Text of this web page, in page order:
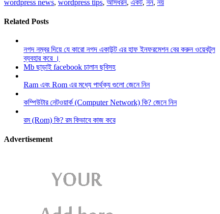
wordpress news, wordpress tips, আসধরন, একট, নন, নয়
Related Posts
নগদ নম্বর দিয়ে যে কারো নগদ একাউন্ট এর হাফ ইনফরমেশন বের করুন ওয়েবটুল
ব্যবহার করে ।
Mb ছাড়াই facebook চালান ছবিসহ
Ram এবং Rom এর মধ্যে পার্থক্য গুলো জেনে নিন
কম্পিউটার নেটওয়ার্ক (Computer Network) কি? জেনে নিন
রম (Rom) কি? রম কিভাবে কাজ করে
Advertisement